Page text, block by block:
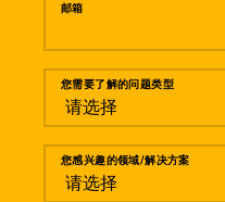
邮箱
您需要了解的问题类型
您感兴趣的领域/解决方案